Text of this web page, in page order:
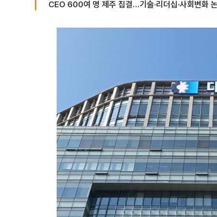
CEO 600여 명 제주 집결…기술·리더십·사회변화